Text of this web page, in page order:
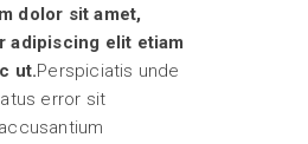
dolor sit amet,
adipiscing elit etiam
ut.Perspiciatis unde
error sit